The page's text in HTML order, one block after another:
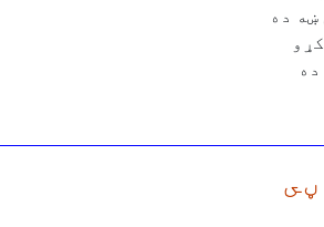
ده